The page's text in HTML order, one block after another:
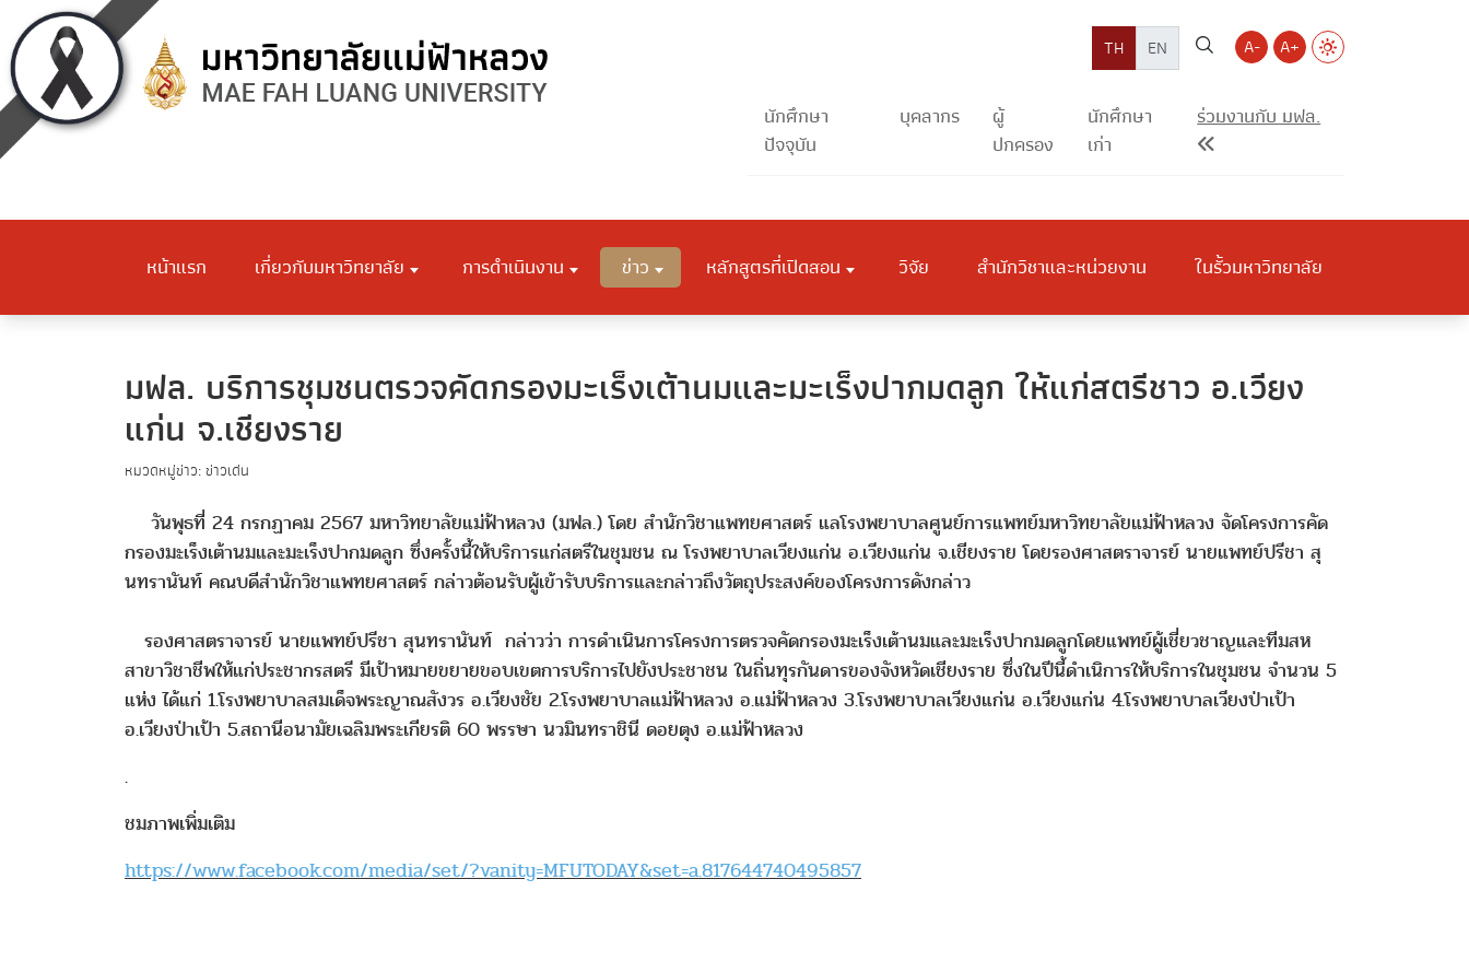
TH EN A- A+
นักศึกษา
ปัจจุบัน
บุคลากร
ผู้
ปกครอง
นักศึกษา
เก่า
ร่วมงานกับ มฟล.
หน้าแรก เกี่ยวกับมหาวิทยาลัย การดำเนินงาน ข่าว หลักสูตรที่เปิดสอน วิจัย สำนักวิชาและหน่วยงาน ในรั้วมหาวิทยาลัย
มฟล. บริการชุมชนตรวจคัดกรองมะเร็งเต้านมและมะเร็งปากมดลูก ให้แก่สตรีชาว อ.เวียง
แก่น จ.เชียงราย
หมวดหมู่ข่าว: ข่าวเด่น
วันพุธที่ 24 กรกฏาคม 2567 มหาวิทยาลัยแม่ฟ้าหลวง (มฟล.) โดย สำนักวิชาแพทยศาสตร์ แลโรงพยาบาลศูนย์การแพทย์มหาวิทยาลัยแม่ฟ้าหลวง จัดโครงการคัด
กรองมะเร็งเต้านมและมะเร็งปากมดลูก ซึ่งครั้งนี้ให้บริการแก่สตรีในชุมชน ณ โรงพยาบาลเวียงแก่น อ.เวียงแก่น จ.เชียงราย โดยรองศาสตราจารย์ นายแพทย์ปรีชา สุ
นทรานันท์ คณบดีสำนักวิชาแพทยศาสตร์ กล่าวต้อนรับผู้เข้ารับบริการและกล่าวถึงวัตถุประสงค์ของโครงการดังกล่าว
รองศาสตราจารย์ นายแพทย์ปรีชา สุนทรานันท์ กล่าวว่า การดำเนินการโครงการตรวจคัดกรองมะเร็งเต้านมและมะเร็งปากมดลูกโดยแพทย์ผู้เชี่ยวชาญและทีมสห
สาขาวิชาชีพให้แก่ประชากรสตรี มีเป้าหมายขยายขอบเขตการบริการไปยังประชาชน ในถิ่นทุรกันดารของจังหวัดเชียงราย ซึ่งในปีนี้ดำเนิการให้บริการในชุมชน จำนวน 5
แห่ง ได้แก่ 1.โรงพยาบาลสมเด็จพระญาณสังวร อ.เวียงชัย 2.โรงพยาบาลแม่ฟ้าหลวง อ.แม่ฟ้าหลวง 3.โรงพยาบาลเวียงแก่น อ.เวียงแก่น 4.โรงพยาบาลเวียงป่าเป้า
อ.เวียงป่าเป้า 5.สถานีอนามัยเฉลิมพระเกียรติ 60 พรรษา นวมินทราชินี ดอยตุง อ.แม่ฟ้าหลวง
.
ชมภาพเพิ่มเติม
https://www.facebook.com/media/set/?vanity=MFUTODAY&set=a.817644740495857